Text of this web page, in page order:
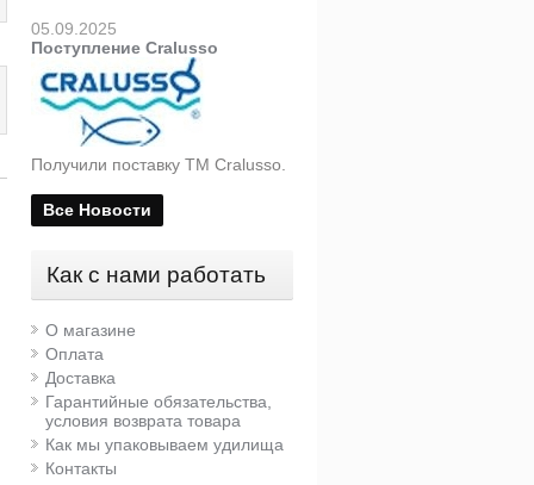
Переходник-держатель
для кресла Middy
05.09.2025
Поступление Cralusso
Получили поставку ТМ Cralusso.
Все Новости
Как с нами работать
О магазине
Оплата
Доставка
Гарантийные обязательства,
условия возврата товара
Как мы упаковываем удилища
Контакты